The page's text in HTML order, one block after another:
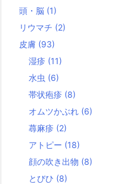
頭・脳 (1)
リウマチ (2)
皮膚 (93)
湿疹 (11)
水虫 (6)
帯状疱疹 (8)
オムツかぶれ (6)
蕁麻疹 (2)
アトピー (18)
顔の吹き出物 (8)
とびひ (8)